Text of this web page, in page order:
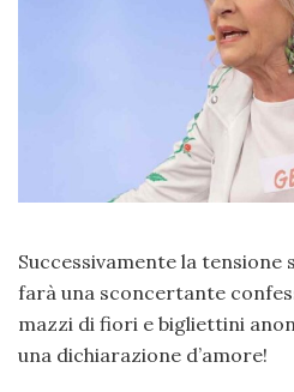
Successivamente la tensione
farà una sconcertante
mazzi di fiori e bigliettini
una dichiarazione d’amore!